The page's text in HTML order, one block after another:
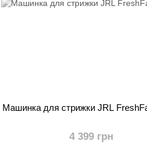
Машинка для стрижки JRL
4 399 грн